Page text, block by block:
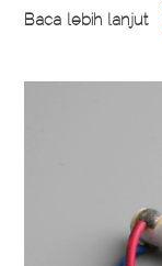
Baca lebih lanjut